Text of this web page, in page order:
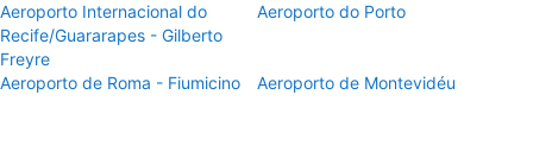
Aeroporto Internacional do
Recife/Guararapes - Gilberto
Freyre
Aeroporto do Porto
Aeroporto de Roma - Fiumicino Aeroporto de Montevidéu